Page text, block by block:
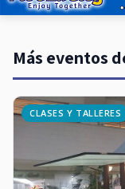
Más eventos
CLASES Y TALLERES